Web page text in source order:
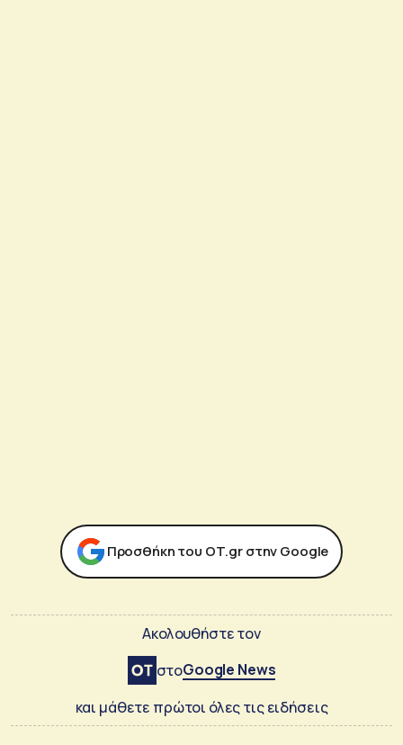
Προσθήκη του ΟΤ.gr στην Google
Ακολουθήστε τον
στοGoogle News
και μάθετε πρώτοι όλες τις ειδήσεις